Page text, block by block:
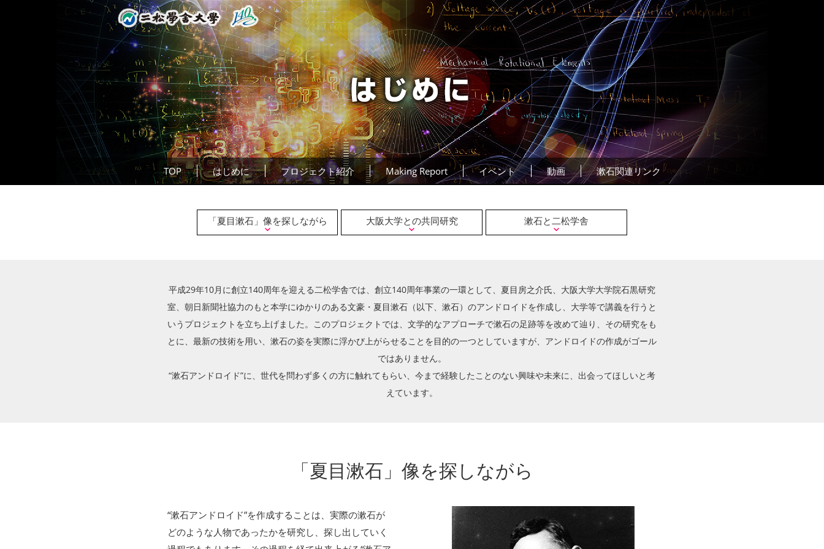
TOP はじめに プロジェクト紹介 Making Report イベント 動画 漱石関連リンク
「夏目漱石」像を探しながら 大阪大学との共同研究 漱石と二松学舎
平成29年10月に創立140周年を迎える二松学舎では、創立140周年事業の一環として、夏目房之介氏、大阪大学大学院石黒研究
室、朝日新聞社協力のもと本学にゆかりのある文豪・夏目漱石（以下、漱石）のアンドロイドを作成し、大学等で講義を行うと
いうプロジェクトを立ち上げました。このプロジェクトでは、文学的なアプローチで漱石の足跡等を改めて辿り、その研究をも
とに、最新の技術を用い、漱石の姿を実際に浮かび上がらせることを目的の一つとしていますが、アンドロイドの作成がゴール
ではありません。
“漱石アンドロイド”に、世代を問わず多くの方に触れてもらい、今まで経験したことのない興味や未来に、出会ってほしいと考
えています。
「夏目漱石」像を探しながら
“漱石アンドロイド”を作成することは、実際の漱石が
どのような人物であったかを研究し、探し出していく